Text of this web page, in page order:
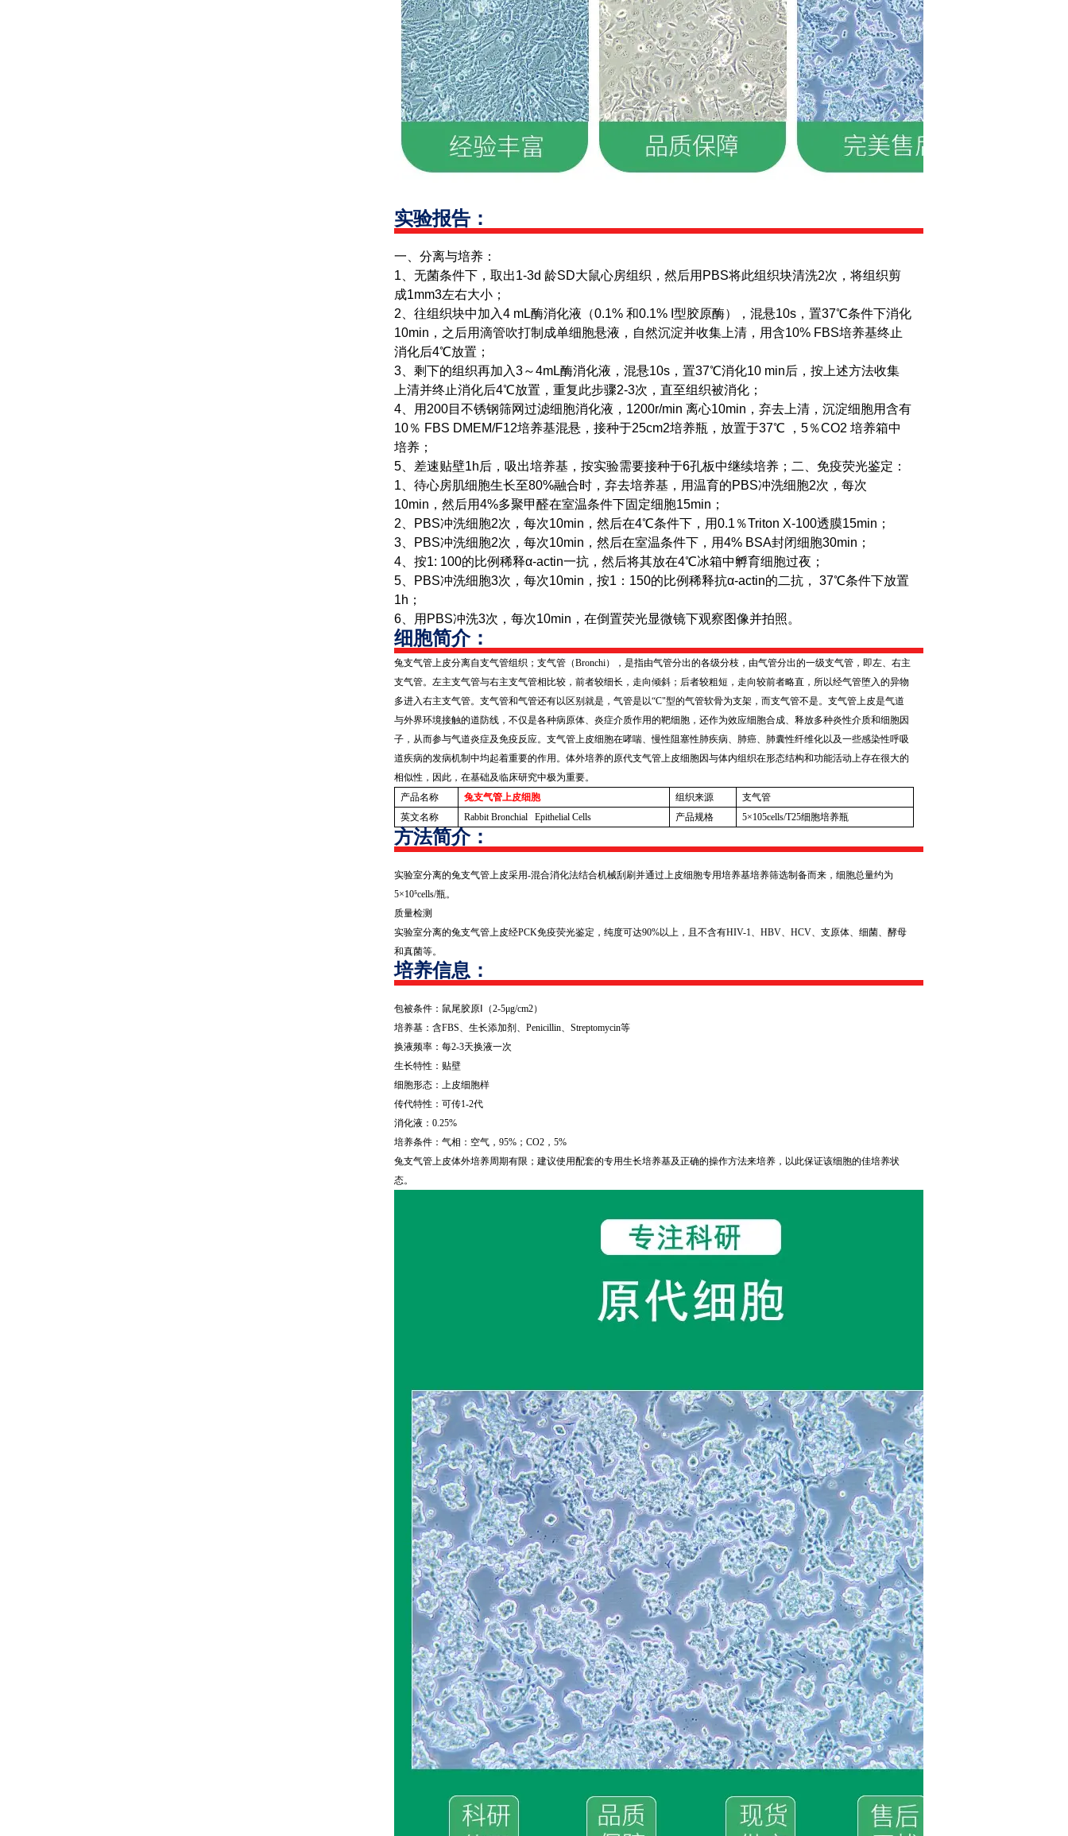
实验报告：
一、分离与培养：
1、无菌条件下，取出1-3d 龄SD大鼠心房组织，然后用PBS将此组织块清洗2次，将组织剪
成1mm3左右大小；
2、往组织块中加入4 mL酶消化液（0.1% 和0.1% I型胶原酶），混悬10s，置37℃条件下消化
10min，之后用滴管吹打制成单细胞悬液，自然沉淀并收集上清，用含10% FBS培养基终止
消化后4℃放置；
3、剩下的组织再加入3～4mL酶消化液，混悬10s，置37℃消化10 min后，按上述方法收集
上清并终止消化后4℃放置，重复此步骤2-3次，直至组织被消化；
4、用200目不锈钢筛网过滤细胞消化液，1200r/min 离心10min，弃去上清，沉淀细胞用含有
10％ FBS DMEM/F12培养基混悬，接种于25cm2培养瓶，放置于37℃ ，5％CO2 培养箱中
培养；
5、差速贴壁1h后，吸出培养基，按实验需要接种于6孔板中继续培养； 二、免疫荧光鉴定：
1、待心房肌细胞生长至80%融合时，弃去培养基，用温育的PBS冲洗细胞2次，每次
10min，然后用4%多聚甲醛在室温条件下固定细胞15min；
2、PBS冲洗细胞2次，每次10min，然后在4℃条件下，用0.1％Triton X-100透膜15min；
3、PBS冲洗细胞2次，每次10min，然后在室温条件下，用4% BSA封闭细胞30min；
4、按1: 100的比例稀释α-actin一抗，然后将其放在4℃冰箱中孵育细胞过夜；
5、PBS冲洗细胞3次，每次10min，按1：150的比例稀释抗α-actin的二抗， 37℃条件下放置
1h；
6、用PBS冲洗3次，每次10min，在倒置荧光显微镜下观察图像并拍照。
细胞简介：
兔支气管上皮分离自支气管组织；支气管（Bronchi），是指由气管分出的各级分枝，由气管分出的一级支气管，即左、右主
支气管。左主支气管与右主支气管相比较，前者较细长，走向倾斜；后者较粗短，走向较前者略直，所以经气管堕入的异物
多进入右主支气管。支气管和气管还有以区别就是，气管是以“C"型的气管软骨为支架，而支气管不是。支气管上皮是气道
与外界环境接触的道防线，不仅是各种病原体、炎症介质作用的靶细胞，还作为效应细胞合成、释放多种炎性介质和细胞因
子，从而参与气道炎症及免疫反应。支气管上皮细胞在哮喘、慢性阻塞性肺疾病、肺癌、肺囊性纤维化以及一些感染性呼吸
道疾病的发病机制中均起着重要的作用。体外培养的原代支气管上皮细胞因与体内组织在形态结构和功能活动上存在很大的
相似性，因此，在基础及临床研究中极为重要。
产品名称
兔支气管上皮细胞 组织来源
支气管
英文名称
Rabbit Bronchial Epithelial Cells 产品规格 5×105cells/T25细胞培养瓶
方法简介：
实验室分离的兔支气管上皮采用-混合消化法结合机械刮刷并通过上皮细胞专用培养基培养筛选制备而来，细胞总量约为
5×10⁵cells/瓶。
质量检测
实验室分离的兔支气管上皮经PCK免疫荧光鉴定，纯度可达90%以上，且不含有HIV-1、 HBV、 HCV、支原体、细菌、酵母
和真菌等。
培养信息：
包被条件：鼠尾胶原Ⅰ（2-5μg/cm2）
培养基：含FBS、生长添加剂、 Penicillin、 Streptomycin等
换液频率：每2-3天换液一次
生长特性：贴壁
细胞形态：上皮细胞样
传代特性：可传1-2代
消化液： 0.25%
培养条件：气相：空气， 95% ； CO2 ， 5%
兔支气管上皮体外培养周期有限；建议使用配套的专用生长培养基及正确的操作方法来培养，以此保证该细胞的佳培养状
态。